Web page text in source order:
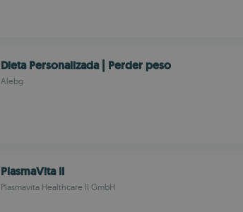
Dieta Personalizada | Perder peso
Alebg
PlasmaVita II
Plasmavita Healthcare II GmbH